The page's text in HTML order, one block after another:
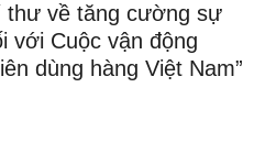
thư về tăng cường sự
với Cuộc vận động
dùng hàng Việt Nam”